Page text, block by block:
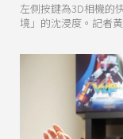
左側按鍵為3D相機的
境」的沈浸度。記者